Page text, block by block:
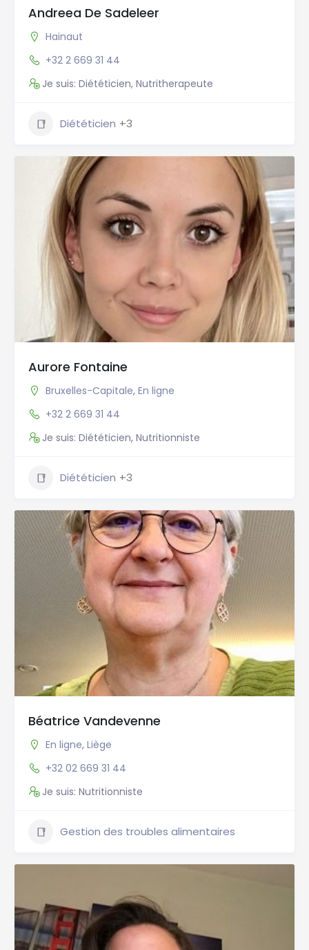
Andreea De Sadeleer
Hainaut
+32 2 669 31 44
Je suis: Diététicien, Nutritherapeute
Diététicien +3
Aurore Fontaine
Bruxelles-Capitale, En ligne
+32 2 669 31 44
Je suis: Diététicien, Nutritionniste
Diététicien +3
Béatrice Vandevenne
En ligne, Liège
+32 02 669 31 44
Je suis: Nutritionniste
Gestion des troubles alimentaires